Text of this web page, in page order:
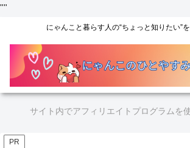
""
にゃんこと暮らす人の“ちょっと知りたい”を
サイト内でアフィリエイトプログラムを
PR